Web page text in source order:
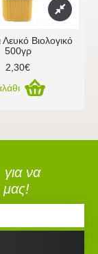
Λευκό Βιολογικό
500γρ
2,30€
να
μας!